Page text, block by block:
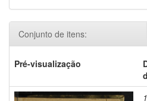
Conjunto de itens:
Pré-visualização